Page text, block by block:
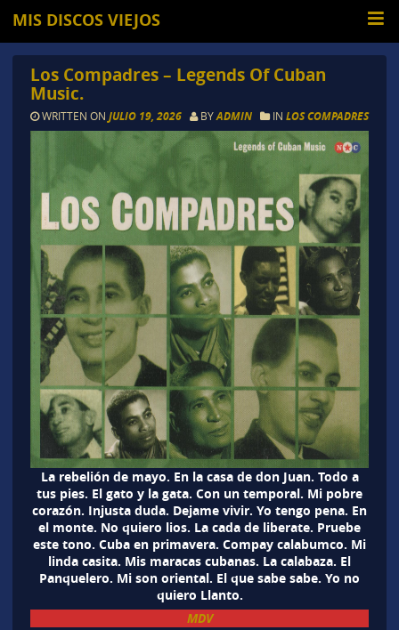
MIS DISCOS VIEJOS
Los Compadres – Legends Of Cuban
Music.
WRITTEN ON JULIO 19, 2026 BYADMIN IN LOS COMPADRES
La rebelión de mayo. En la casa de don Juan. Todo a
tus pies. El gato y la gata. Con un temporal. Mi pobre
corazón. Injusta duda. Dejame vivir. Yo tengo pena. En
el monte. No quiero lios. La cada de liberate. Pruebe
este tono. Cuba en primavera. Compay calabumco. Mi
linda casita. Mis maracas cubanas. La calabaza. El
Panquelero. Mi son oriental. El que sabe sabe. Yo no
quiero Llanto.
MDV